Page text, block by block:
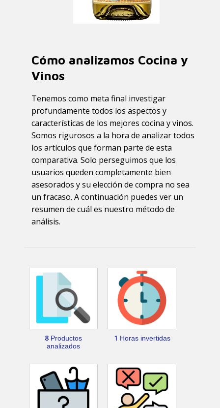
Cómo analizamos Cocina y
Vinos
Tenemos como meta final investigar
profundamente todos los aspectos y
características de los mejores cocina y vinos.
Somos rigurosos a la hora de analizar todos
los artículos que forman parte de esta
comparativa. Solo perseguimos que los
usuarios queden completamente bien
asesorados y su elección de compra no sea
un fracaso. A continuación puedes ver un
resumen de cuál es nuestro método de
análisis.
8 Productos
analizados
1 Horas invertidas